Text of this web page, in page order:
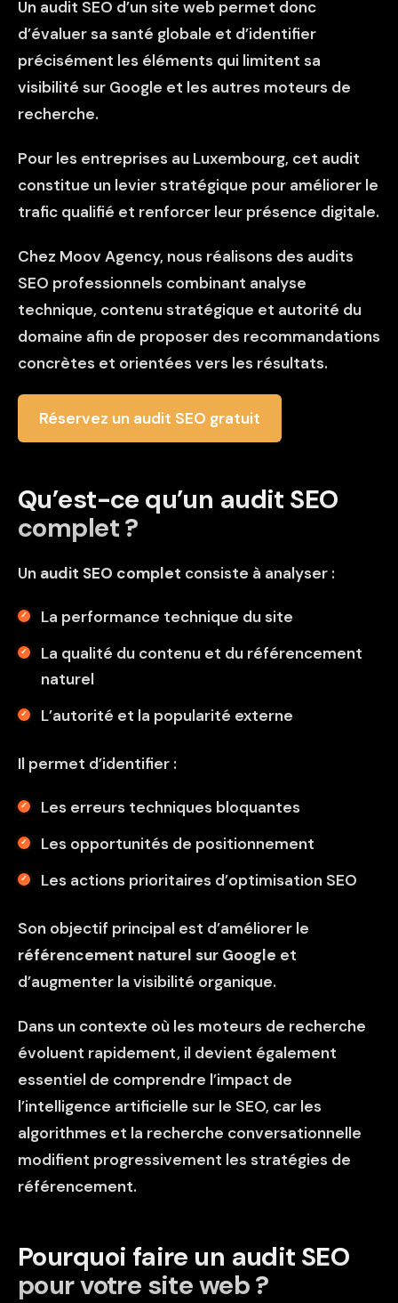
Un audit SEO d’un site web permet donc
d’évaluer sa santé globale et d’identifier
précisément les éléments qui limitent sa
visibilité sur Google et les autres moteurs de
recherche.
Pour les entreprises au Luxembourg, cet audit
constitue un levier stratégique pour améliorer le
trafic qualifié et renforcer leur présence digitale.
Chez Moov Agency, nous réalisons des audits
SEO professionnels combinant analyse
technique, contenu stratégique et autorité du
domaine afin de proposer des recommandations
concrètes et orientées vers les résultats.
Réservez un audit SEO gratuit
Qu’est-ce qu’un audit SEO
complet ?
Un audit SEO complet consiste à analyser :
La performance technique du site
La qualité du contenu et du référencement
naturel
L’autorité et la popularité externe
Il permet d’identifier :
Les erreurs techniques bloquantes
Les opportunités de positionnement
Les actions prioritaires d’optimisation SEO
Son objectif principal est d’améliorer le
référencement naturel sur Google et
d’augmenter la visibilité organique.
Dans un contexte où les moteurs de recherche
évoluent rapidement, il devient également
essentiel de comprendre l’impact de
l’intelligence artificielle sur le SEO, car les
algorithmes et la recherche conversationnelle
modifient progressivement les stratégies de
référencement.
Pourquoi faire un audit SEO
pour votre site web ?